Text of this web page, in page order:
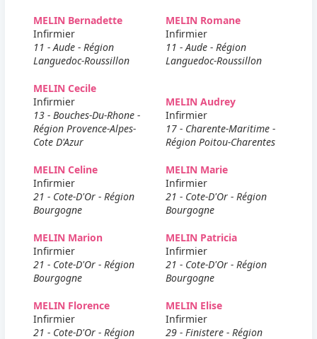
MELIN Bernadette
Infirmier
11 - Aude - Région
Languedoc-Roussillon
MELIN Romane
Infirmier
11 - Aude - Région
Languedoc-Roussillon
MELIN Cecile
Infirmier
13 - Bouches-Du-Rhone -
Région Provence-Alpes-
Cote D'Azur
MELIN Audrey
Infirmier
17 - Charente-Maritime -
Région Poitou-Charentes
MELIN Celine
Infirmier
21 - Cote-D'Or - Région
Bourgogne
MELIN Marie
Infirmier
21 - Cote-D'Or - Région
Bourgogne
MELIN Marion
Infirmier
21 - Cote-D'Or - Région
Bourgogne
MELIN Patricia
Infirmier
21 - Cote-D'Or - Région
Bourgogne
MELIN Florence
Infirmier
21 - Cote-D'Or - Région
MELIN Elise
Infirmier
29 - Finistere - Région